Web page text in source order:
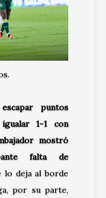
puntos
1-1 con
mostró
falta de
lo deja al borde
por su parte,